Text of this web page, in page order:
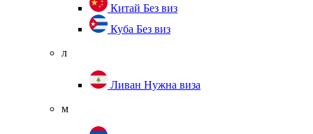
Китай Без виз
Куба Без виз
л
Ливан Нужна виза
м